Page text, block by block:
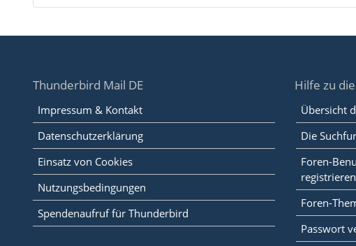
Thunderbird Mail DE
Impressum & Kontakt
Datenschutzerklärung
Einsatz von Cookies
Nutzungsbedingungen
Spendenaufruf für Thunderbird
Hilfe zu
Übersicht
Die
Foren-
Foren-
Passwort